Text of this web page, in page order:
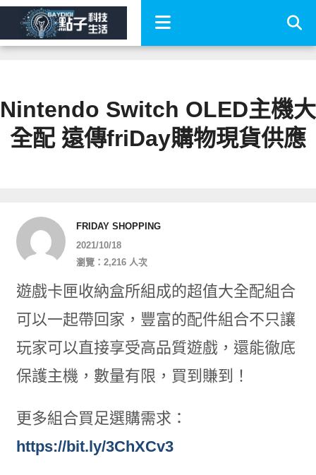
Nintendo Switch OLED主機大
全配 遠傳friDay購物現貨供應
FRIDAY SHOPPING
2021/10/18
瀏覽：2,216 人次
遊戲卡匣收納盒所組成的超值大全配組合
可以一起帶回家，豐富的配件組合不只讓
玩家可以直接享受高品質遊戲，還能徹底
保護主機，數量有限，買到賺到！
更多組合買足選購需求：
https://bit.ly/3ChXCv3